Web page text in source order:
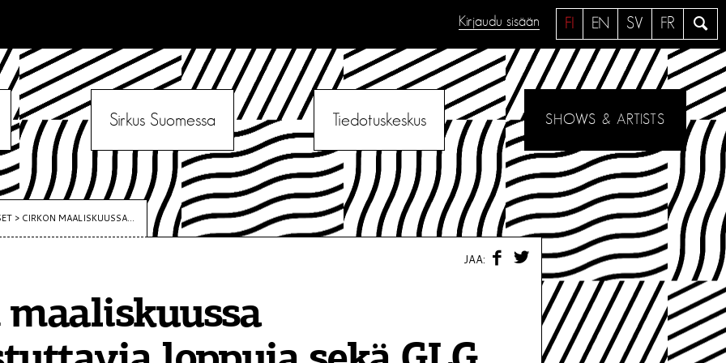
a
e
FI EN SV FR
Kirjaudu sisään
Sirkus Suomessa Tiedotuskeskus SHOWS & ARTISTS
> CIRKON MAALISKUUSSA...
maaliskuussa
JAA:
F
W